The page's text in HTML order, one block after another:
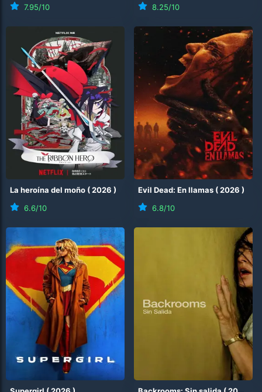
7.95/10
8.25/10
La heroína del moño (2026 )
6.6/10
Evil Dead: En llamas (2026 )
6.8/10